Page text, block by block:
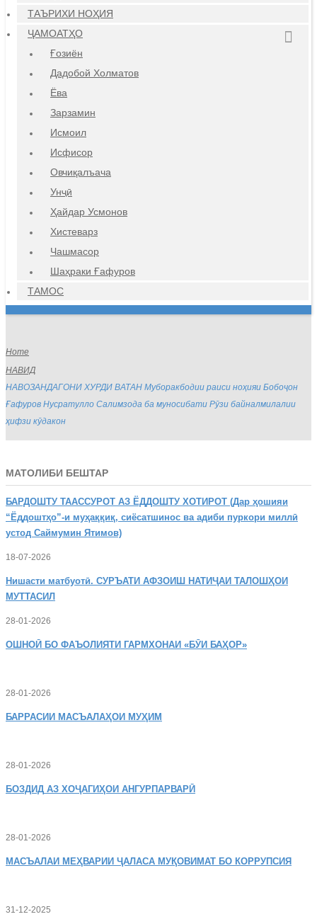
ТАЪРИХИ НОҲИЯ
ҶАМОАТҲО
Ғозиён
Дадобой Холматов
Ёва
Зарзамин
Исмоил
Исфисор
Овчиқалъача
Унҷӣ
Ҳайдар Усмонов
Хистеварз
Чашмасор
Шаҳраки Ғафуров
ТАМОС
Home
НАВИД
НАВОЗАНДАГОНИ ХУРДИ ВАТАН Муборакбодии раиси ноҳияи Бобоҷон
Ғафуров Нусратулло Салимзода ба муносибати Рӯзи байналмилалии
ҳифзи кӯдакон
МАТОЛИБИ БЕШТАР
БАРДОШТУ ТААССУРОТ АЗ ЁДДОШТУ ХОТИРОТ (Дар ҳошияи
“Ёддоштҳо”-и муҳаққиқ, сиёсатшинос ва адиби пуркори миллӣ
устод Саймумин Ятимов)
18-07-2026
Нишасти матбуотӣ. СУРЪАТИ АФЗОИШ НАТИҶАИ ТАЛОШҲОИ
МУТТАСИЛ
28-01-2026
ОШНОӢ БО ФАЪОЛИЯТИ ГАРМХОНАИ «БӮИ БАҲОР»
28-01-2026
БАРРАСИИ МАСЪАЛАҲОИ МУҲИМ
28-01-2026
БОЗДИД АЗ ХОҶАГИҲОИ АНГУРПАРВАРӢ
28-01-2026
МАСЪАЛАИ МЕҲВАРИИ ҶАЛАСА МУҚОВИМАТ БО КОРРУПСИЯ
31-12-2025